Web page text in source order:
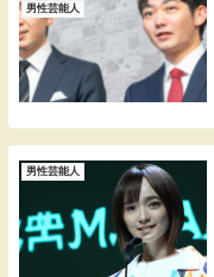
男性芸能人
男性芸能人